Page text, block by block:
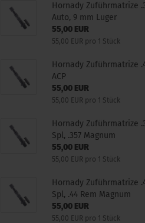
Hornady Zuführmatrize
Auto, 9 mm Luger
55,00 EUR
55,00 EUR pro 1 Stück
Hornady Zuführmatrize
ACP
55,00 EUR
55,00 EUR pro 1 Stück
Hornady Zuführmatrize
Spl, .357 Magnum
55,00 EUR
55,00 EUR pro 1 Stück
Hornady Zuführmatrize
Spl, .44 Rem Magnum
55,00 EUR
55,00 EUR pro 1 Stück